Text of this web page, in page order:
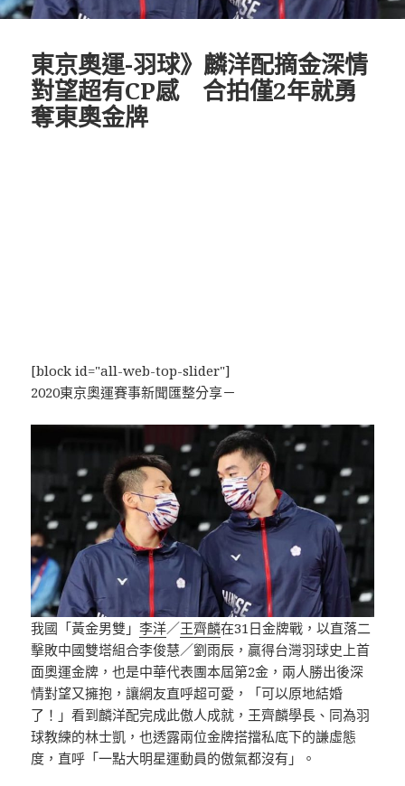
東京奧運-羽球》麟洋配摘金深情
對望超有CP感 合拍僅2年就勇
奪東奧金牌
[block id="all-web-top-slider"]
2020東京奧運賽事新聞匯整分享－
我國「黃金男雙」李洋／王齊麟在31日金牌戰，以直落二
擊敗中國雙塔組合李俊慧／劉雨辰，贏得台灣羽球史上首
面奧運金牌，也是中華代表團本屆第2金，兩人勝出後深
情對望又擁抱，讓網友直呼超可愛，「可以原地結婚
了！」看到麟洋配完成此傲人成就，王齊麟學長、同為羽
球教練的林士凱，也透露兩位金牌搭擋私底下的謙虛態
度，直呼「一點大明星運動員的傲氣都沒有」。